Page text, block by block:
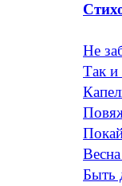
Не
Так
Быть